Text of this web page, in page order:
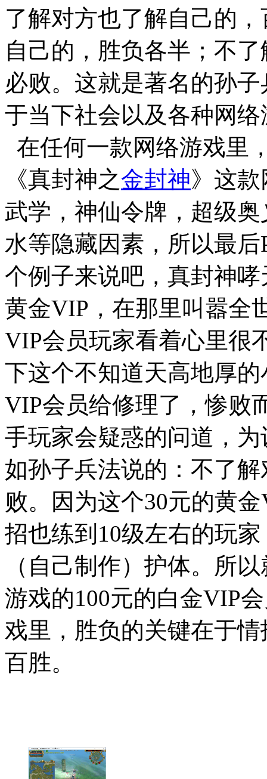
了解对方也了解自己的
自己的，胜负各半；不
必败。这就是著名的孙
于当下社会以及各种网
在任何一款网络游戏里
《真封神之金封神》这
武学，神仙令牌，超级
水等隐藏因素，所以最
个例子来说吧，真封神
黄金VIP，在那里叫嚣全
VIP会员玩家看着心里很
下这个不知道天高地厚
VIP会员给修理了，惨败
手玩家会疑惑的问道，
如孙子兵法说的：不了
败。因为这个30元的黄
招也练到10级左右的玩
（自己制作）护体。所
游戏的100元的白金VIP
戏里，胜负的关键在于
百胜。